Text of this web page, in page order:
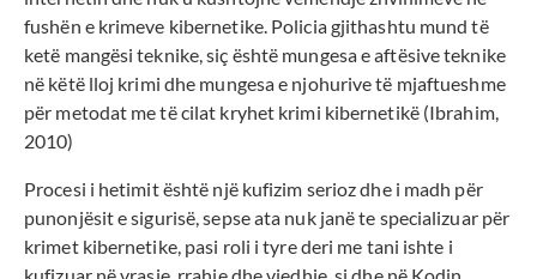
fushën e krimeve kibernetike. Policia gjithashtu mund të
ketë mangësi teknike, siç është mungesa e aftësive teknike
në këtë lloj krimi dhe mungesa e njohurive të mjaftueshme
për metodat me të cilat kryhet krimi kibernetikë (Ibrahim,
2010)
Procesi i hetimit është një kufizim serioz dhe i madh për
punonjësit e sigurisë, sepse ata nuk janë te specializuar për
krimet kibernetike, pasi roli i tyre deri me tani ishte i